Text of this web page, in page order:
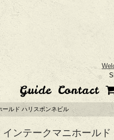
Guide Contact
ールド ハリスボンネビル
インテークマニホールド